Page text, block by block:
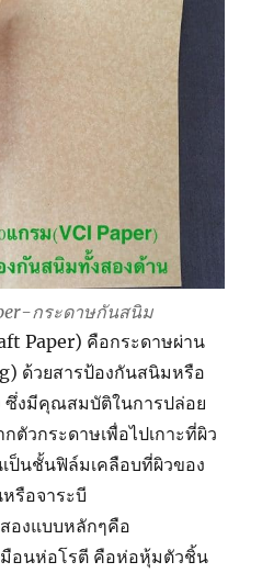
กระดาษกันสนิม
Paper) คือกระดาษผ่าน
ด้วยสารป้องกันสนิมหรือ
ซึ่งมีคุณสมบัติในการปล่อย
ตัวกระดาษเพื่อไปเกาะที่ผิว
ป็นชั้นฟิล์มเคลือบที่ผิวของ
รือจาระบี
องแบบหลักๆคือ
อนห่อโรตี คือห่อหุ้มตัวชิ้น